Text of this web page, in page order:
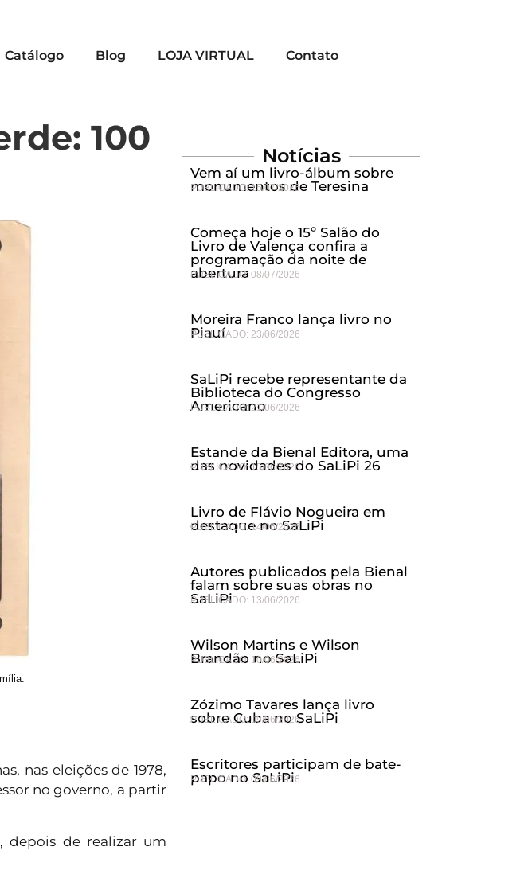
Catálogo Blog LOJA VIRTUAL Contato
100
nas eleições de 1978,
no governo, a partir
depois de realizar um
Notícias
Vem aí um livro-álbum sobre
monumentos de Teresina
PUBLICADO: 15/07/2026
Começa hoje o 15º Salão do
Livro de Valença confira a
programação da noite de
abertura
PUBLICADO: 08/07/2026
Moreira Franco lança livro no
Piauí
PUBLICADO: 23/06/2026
SaLiPi recebe representante da
Biblioteca do Congresso
Americano
PUBLICADO: 21/06/2026
Estande da Bienal Editora, uma
das novidades do SaLiPi 26
PUBLICADO: 15/06/2026
Livro de Flávio Nogueira em
destaque no SaLiPi
PUBLICADO: 14/06/2026
Autores publicados pela Bienal
falam sobre suas obras no
SaLiPi
PUBLICADO: 13/06/2026
Wilson Martins e Wilson
Brandão no SaLiPi
PUBLICADO: 10/06/2026
Zózimo Tavares lança livro
sobre Cuba no SaLiPi
PUBLICADO: 09/06/2026
Escritores participam de bate-
papo no SaLiPi
PUBLICADO: 09/06/2026